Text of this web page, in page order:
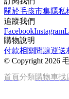
關於毛孩市集隱私
追蹤我們
FacebookInstagram
購物說明
付款相關問題運送
© Copyright 2026
首頁分類購物車找